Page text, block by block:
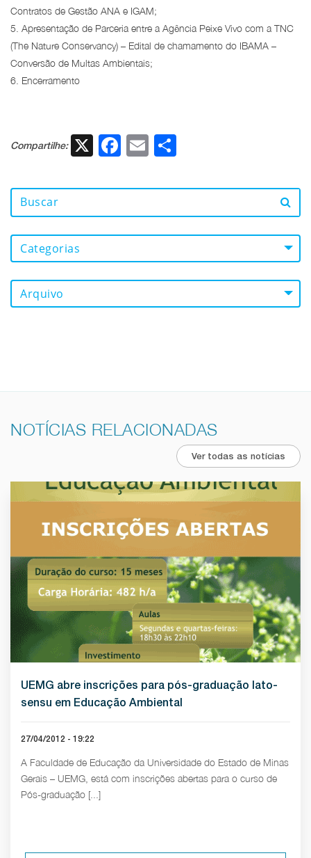
Contratos de Gestão ANA e IGAM;
5. Apresentação de Parceria entre a Agência Peixe Vivo com a TNC
(The Nature Conservancy) – Edital de chamamento do IBAMA –
Conversão de Multas Ambientais;
6. Encerramento
Compartilhe: X Facebook
Email
Categorias
Arquivo
NOTÍCIAS RELACIONADAS
Ver todas as notícias
UEMG abre inscrições para pós-graduação lato-
sensu em Educação Ambiental
27/04/2012 - 19:22
A Faculdade de Educação da Universidade do Estado de Minas
Gerais – UEMG, está com inscrições abertas para o curso de
Pós-graduação [...]